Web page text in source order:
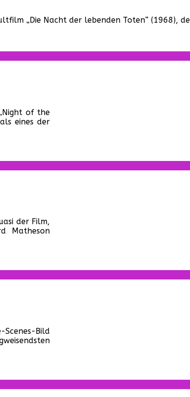
„Die Nacht der lebenden Toten“ (1968),
of the
eines der
der Film,
Matheson
Scenes-Bild